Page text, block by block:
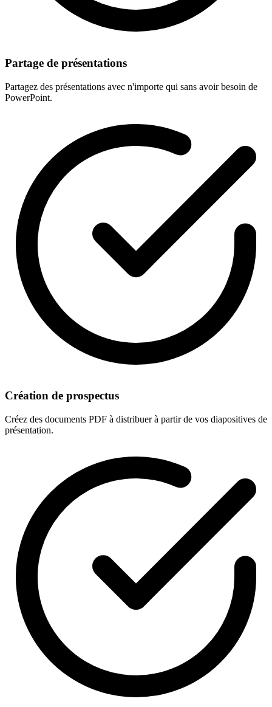
Partage de présentations
Partagez des présentations avec n'importe qui sans avoir besoin de
PowerPoint.
Création de prospectus
Créez des documents PDF à distribuer à partir de vos diapositives de
présentation.